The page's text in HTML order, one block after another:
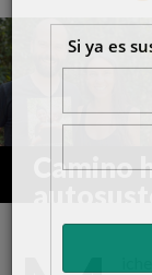
Camino
del
Si ya es